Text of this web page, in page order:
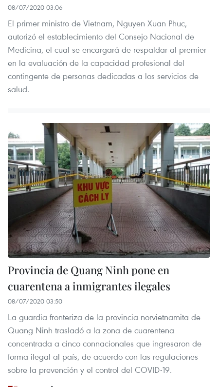
08/07/2020 03:06
El primer ministro de Vietnam, Nguyen Xuan Phuc,
autorizó el establecimiento del Consejo Nacional de
Medicina, el cual se encargará de respaldar al premier
en la evaluación de la capacidad profesional del
contingente de personas dedicadas a los servicios de
salud.
Provincia de Quang Ninh pone en
cuarentena a inmigrantes ilegales
08/07/2020 03:50
La guardia fronteriza de la provincia norvietnamita de
Quang Ninh trasladó a la zona de cuarentena
concentrada a cinco connacionales que ingresaron de
forma ilegal al país, de acuerdo con las regulaciones
sobre la prevención y el control del COVID-19.